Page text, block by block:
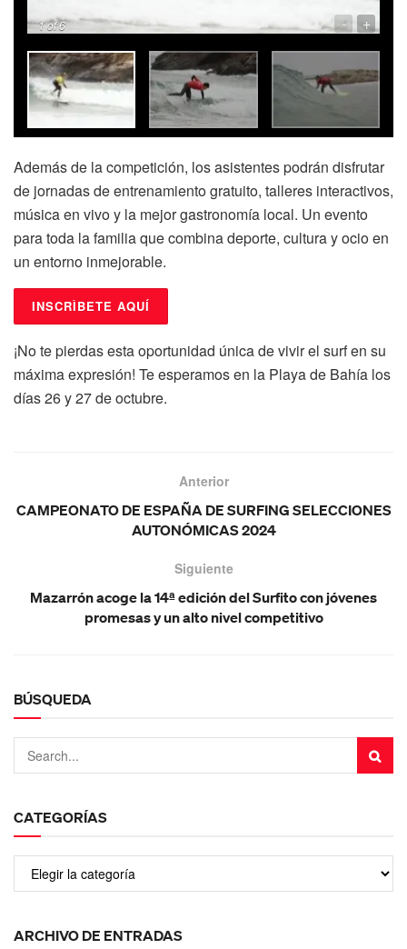
1of 6 - +
Además de la competición, los asistentes podrán disfrutar
de jornadas de entrenamiento gratuito, talleres interactivos,
música en vivo y la mejor gastronomía local. Un evento
para toda la familia que combina deporte, cultura y ocio en
un entorno inmejorable.
INSCRÌBETE AQUÍ
¡No te pierdas esta oportunidad única de vivir el surf en su
máxima expresión! Te esperamos en la Playa de Bahía los
días 26 y 27 de octubre.
Anterior
CAMPEONATO DE ESPAÑA DE SURFING SELECCIONES
AUTONÓMICAS 2024
Siguiente
Mazarrón acoge la 14ª edición del Surfito con jóvenes
promesas y un alto nivel competitivo
BÚSQUEDA
CATEGORÍAS
ARCHIVO DE ENTRADAS